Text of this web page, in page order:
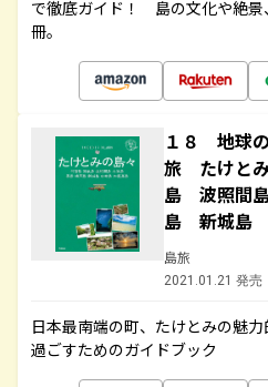
で徹底ガイド！ 島の文化や絶景
冊。
１８ 地球
旅 たけと
島 波照間
島 新城島
島旅
2021.01.21 発売
日本最南端の町、たけとみの魅
過ごすためのガイドブック